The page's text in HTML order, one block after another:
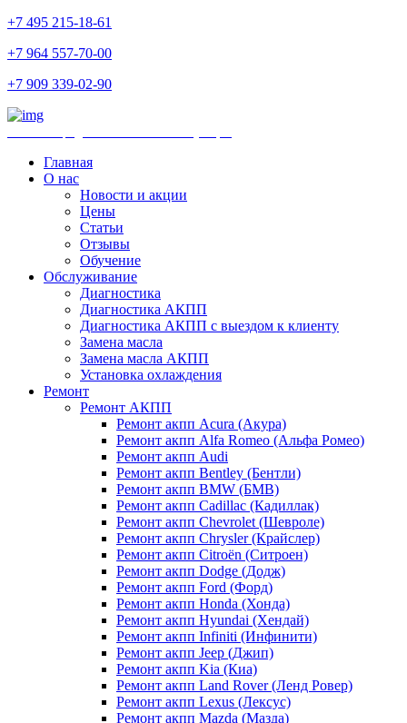
+7 495 215-18-61
+7 964 557-70-00
+7 909 339-02-90
Главная
О нас
Новости и акции
Цены
Статьи
Отзывы
Обучение
Обслуживание
Диагностика
Диагностика АКПП
Диагностика АКПП с выездом к клиенту
Замена масла
Замена масла АКПП
Установка охлаждения
Ремонт
Ремонт АКПП
Ремонт акпп Acura (Акура)
Ремонт акпп Alfa Romeo (Альфа Ромео)
Ремонт акпп Audi
Ремонт акпп Bentley (Бентли)
Ремонт акпп BMW (БМВ)
Ремонт акпп Cadillac (Кадиллак)
Ремонт акпп Chevrolet (Шевроле)
Ремонт акпп Chrysler (Крайслер)
Ремонт акпп Citroën (Ситроен)
Ремонт акпп Dodge (Додж)
Ремонт акпп Ford (Форд)
Ремонт акпп Honda (Хонда)
Ремонт акпп Hyundai (Хендай)
Ремонт акпп Infiniti (Инфинити)
Ремонт акпп Jeep (Джип)
Ремонт акпп Kia (Киа)
Ремонт акпп Land Rover (Ленд Ровер)
Ремонт акпп Lexus (Лексус)
Ремонт акпп Mazda (Мазда)